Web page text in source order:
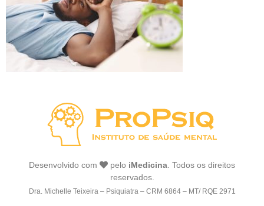
Desenvolvido com pelo iMedicina. Todos os direitos
reservados.
Dra. Michelle Teixeira – Psiquiatra – CRM 6864 – MT/ RQE 2971